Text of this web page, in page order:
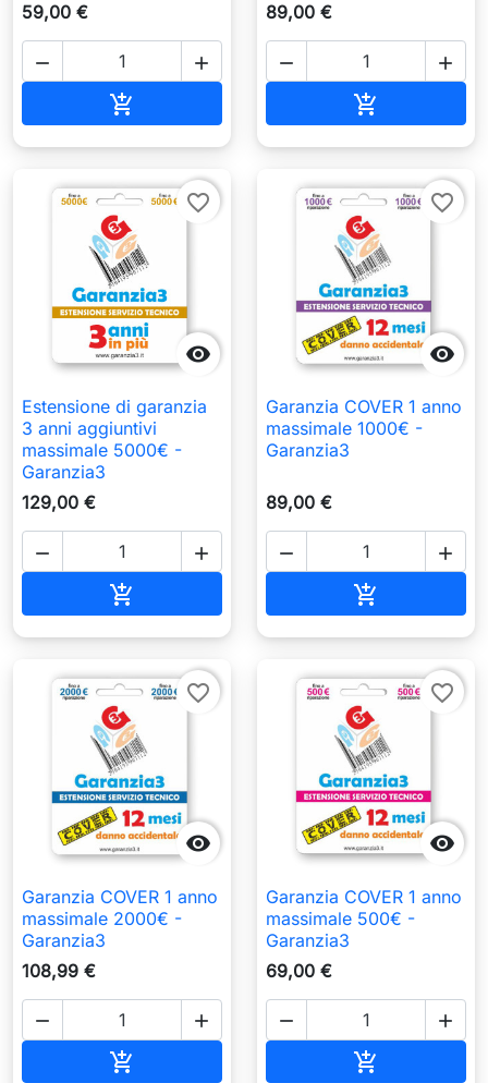
59,00 €
 

89,00 €
 


favorite_border
Estensione di garanzia
3 anni aggiuntivi
massimale 5000€ -
Garanzia3
129,00 €
 


favorite_border
Garanzia COVER 1 anno
massimale 1000€ -
Garanzia3
89,00 €
 


favorite_border
Garanzia COVER 1 anno
massimale 2000€ -
Garanzia3
108,99 €
 


favorite_border
Garanzia COVER 1 anno
massimale 500€ -
Garanzia3
69,00 €
 
